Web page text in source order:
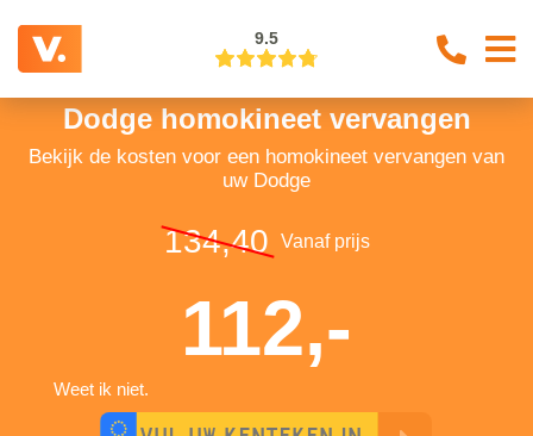
9.5
Dodge homokineet vervangen
Bekijk de kosten voor een homokineet vervangen van
uw Dodge
134,40 Vanaf prijs
112,-
Weet ik niet.